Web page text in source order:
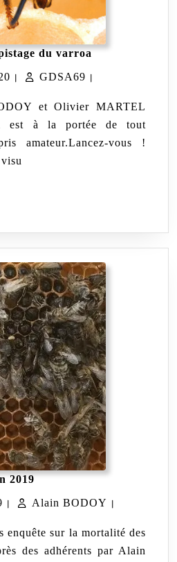
du varroaL’indispensable
du
20
2020
| GDSA69 GDSA69
|
est à la portée de tout
amateur.Lancez-vous !
201931%
mortalité
2019
1
2019
| Alain BODOY Alain
|
des adhérents par Alain